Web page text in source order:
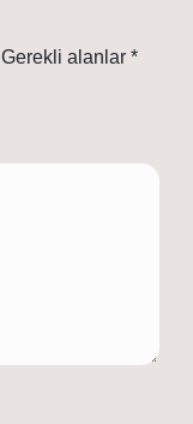
Gerekli alanlar *